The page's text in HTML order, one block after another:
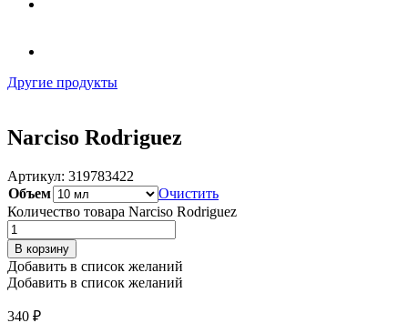
Другие продукты
Narciso Rodriguez
Артикул: 319783422
Объем
Очистить
Количество товара Narciso Rodriguez
В корзину
Добавить в список желаний
Добавить в список желаний
340 ₽